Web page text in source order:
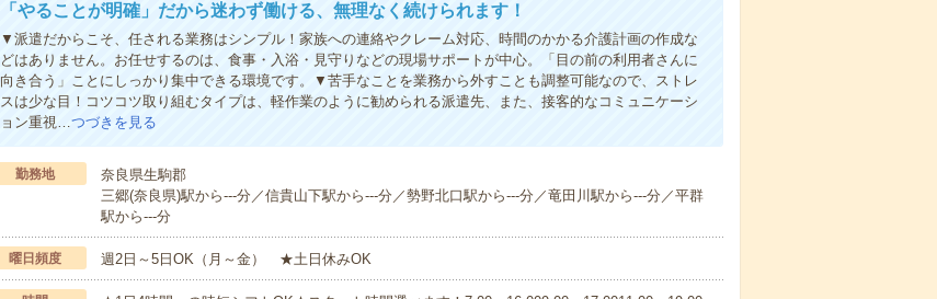
「やることが明確」だから迷わず働ける、無理なく続けられます！
▼派遣だからこそ、任される業務はシンプル！家族への連絡やクレーム対応、時間のかかる介護計画の作成な
どはありません。お任せするのは、食事・入浴・見守りなどの現場サポートが中心。「目の前の利用者さんに
向き合う」ことにしっかり集中できる環境です。▼苦手なことを業務から外すことも調整可能なので、ストレ
スは少な目！コツコツ取り組むタイプは、軽作業のように勧められる派遣先、また、接客的なコミュニケーシ
ョン重視…つづきを見る
勤務地
奈良県生駒郡
三郷(奈良県)駅から---分／信貴山下駅から---分／勢野北口駅から---分／竜田川駅から---分／平群
駅から---分
曜日頻度 週2日～5日OK（月～金） ★土日休みOK